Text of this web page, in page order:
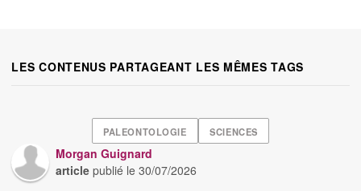
LES CONTENUS PARTAGEANT LES MÊMES TAGS
PALEONTOLOGIE SCIENCES
Morgan Guignard
article publié le30/07/2026